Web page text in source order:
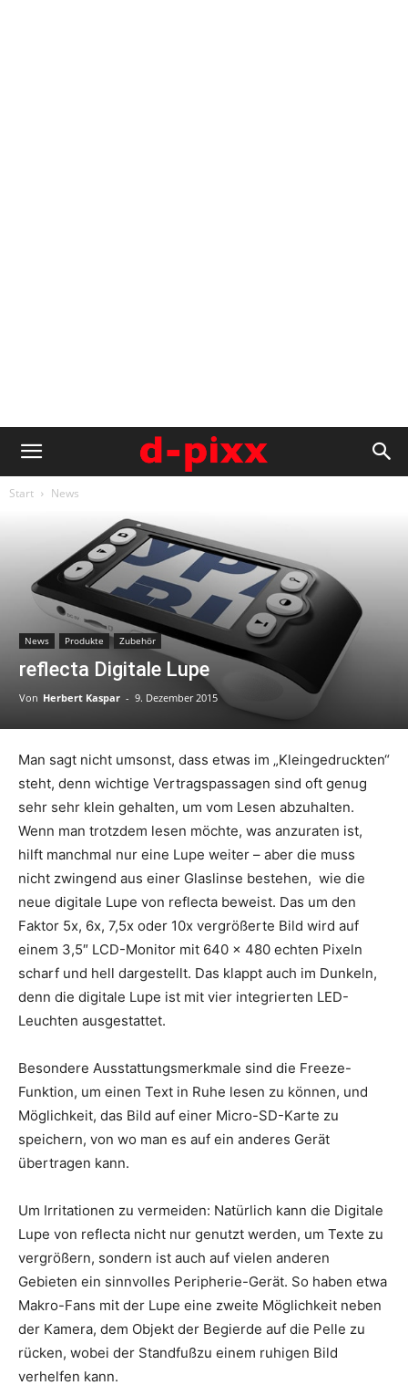
Start News
News Produkte Zubehör
reflecta Digitale Lupe
Von Herbert Kaspar - 9. Dezember 2015
Man sagt nicht umsonst, dass etwas im „Kleingedruckten“
steht, denn wichtige Vertragspassagen sind oft genug
sehr sehr klein gehalten, um vom Lesen abzuhalten.
Wenn man trotzdem lesen möchte, was anzuraten ist,
hilft manchmal nur eine Lupe weiter – aber die muss
nicht zwingend aus einer Glaslinse bestehen, wie die
neue digitale Lupe von reflecta beweist. Das um den
Faktor 5x, 6x, 7,5x oder 10x vergrößerte Bild wird auf
einem 3,5″ LCD-Monitor mit 640 x 480 echten Pixeln
scharf und hell dargestellt. Das klappt auch im Dunkeln,
denn die digitale Lupe ist mit vier integrierten LED-
Leuchten ausgestattet.
Besondere Ausstattungsmerkmale sind die Freeze-
Funktion, um einen Text in Ruhe lesen zu können, und
Möglichkeit, das Bild auf einer Micro-SD-Karte zu
speichern, von wo man es auf ein anderes Gerät
übertragen kann.
Um Irritationen zu vermeiden: Natürlich kann die Digitale
Lupe von reflecta nicht nur genutzt werden, um Texte zu
vergrößern, sondern ist auch auf vielen anderen
Gebieten ein sinnvolles Peripherie-Gerät. So haben etwa
Makro-Fans mit der Lupe eine zweite Möglichkeit neben
der Kamera, dem Objekt der Begierde auf die Pelle zu
rücken, wobei der Standfußzu einem ruhigen Bild
verhelfen kann.